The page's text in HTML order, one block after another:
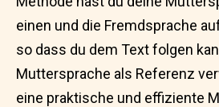
einen und die Fremdsprache
so dass du dem Text folgen
Muttersprache als Referenz
eine praktische und effiziente